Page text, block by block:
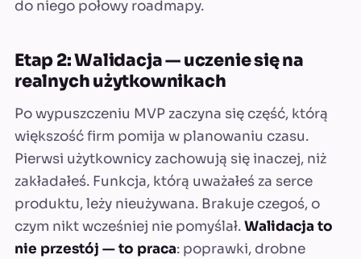
do niego połowy roadmapy.
Etap 2: Walidacja — uczenie się na
realnych użytkownikach
Po wypuszczeniu MVP zaczyna się część, którą
większość firm pomija w planowaniu czasu.
Pierwsi użytkownicy zachowują się inaczej, niż
zakładałeś. Funkcja, którą uważałeś za serce
produktu, leży nieużywana. Brakuje czegoś, o
czym nikt wcześniej nie pomyślał.Walidacja to
nie przestój — to praca: poprawki, drobne